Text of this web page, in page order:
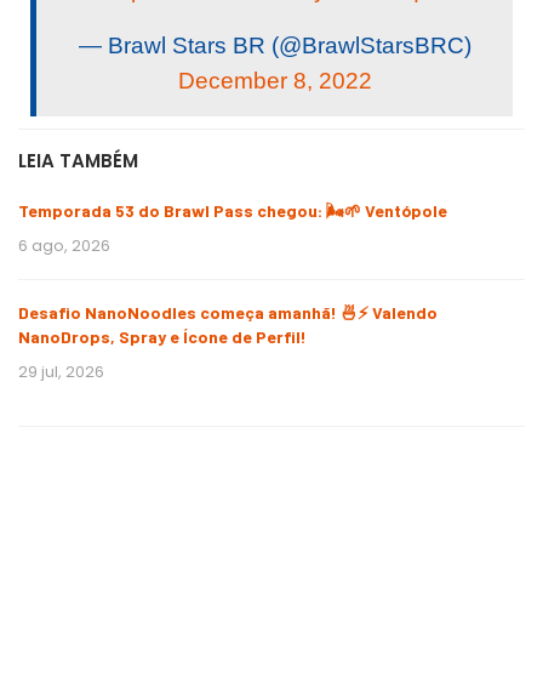
— Brawl Stars BR (@BrawlStarsBRC)
December 8, 2022
LEIA TAMBÉM
Temporada 53 do Brawl Pass chegou: 🌬️🌱 Ventópole
6 ago, 2026
Desafio NanoNoodles começa amanhã! 🍜⚡ Valendo
NanoDrops, Spray e Ícone de Perfil!
29 jul, 2026